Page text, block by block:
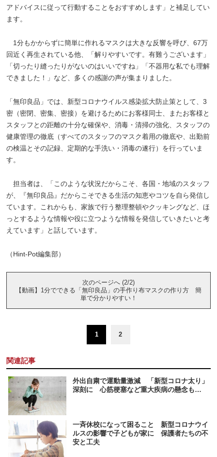
アドバイスに従って行動することをおすすめします」と補足してい
ます。
1分もかからずに簡単に作れるマスクは大きな反響を呼び、67万
回近く再生されている他、「解りやすいです。有難うございます」
「切ったり縫ったりがないのはいいですね」「不器用な私でも理解
できました！」など、多くの感謝の声が集まりました。
「無印良品」では、新型コロナウイルス感染拡大防止策として、3
密（密閉、密集、密接）を避けるためにお客様同士、またお客様と
スタッフとの距離の十分な確保や、消毒・清掃の強化、スタッフの
健康管理の徹底（すべてのスタッフのマスク着用の徹底や、出勤前
の検温とその記録、定期的な手洗い・消毒の遂行）を行っていま
す。
担当者は、「このような状況だからこそ、各国・地域のスタッフ
が、『無印良品』だからこそできる生活の知恵やコツを自ら発信し
ています。これからも、家族で行う整理整頓やクッキングなど、ほ
っとするような情報や役に立つような情報を発信していきたいと考
えています」と話しています。
（Hint-Pot編集部）
次のページへ (2/2)
【動画】1分でできる「無印良品」の手作り布マスクの作り方 簡
単で分かりやすい！
1 2
関連記事
外出自粛で運動量激減 「新型コロナ太り」
深刻に 心筋梗塞など重大疾病の懸念も…
一斉休校になって困ること 新型コロナウイ
ルスの影響で子どもが家に 保護者たちの不
安と工夫